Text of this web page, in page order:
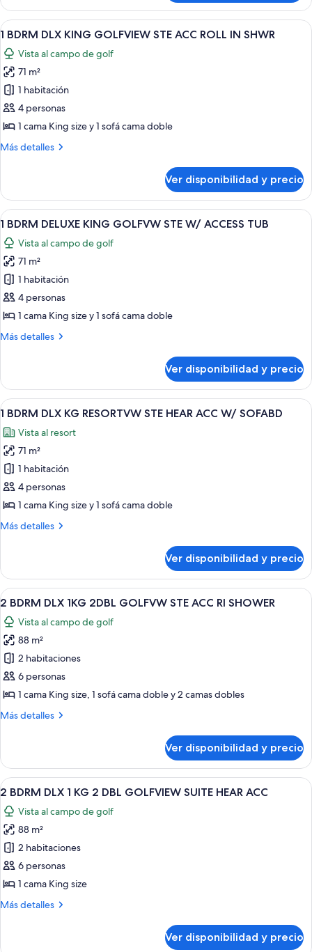
HEAR
ACC
W/
SFABED
BDRM
DLX
KG
GOLFVW
SUITE
HEAR
ACC
W/
SFABED
Ver
todas
las
fotos
de
1
BDRM
KING
ACC
ROLL
IN
SHWR
Una habitación de hotel con cama,
6
1 BDRM DLX KING GOLFVIEW STE ACC ROLL IN SHWR
Vista al campo de golf
71 m²
1 habitación
4 personas
1 cama King size y 1 sofá cama doble
Más detalles
Más
BDRM
DLX
KING
GOLFVIEW
STE
ACC
ROLL
IN
SHWR
Ver disponibilidad y precio
Ver
todas
las
fotos
de
1
BDRM
KING
W/
ACCESS
TUB
Una habitación de hotel con cama,
7
1 BDRM DELUXE KING GOLFVW STE W/ ACCESS TUB
Vista al campo de golf
71 m²
1 habitación
4 personas
1 cama King size y 1 sofá cama doble
Más detalles
Más
BDRM
DELUXE
KING
STE
W/
ACCESS
TUB
Ver disponibilidad y precio
Ver
todas
las
fotos
de
1
BDRM
KG
HEAR
ACC
W/
SOFABD
Una habitación de hotel con una
6
1 BDRM DLX KG RESORTVW STE HEAR ACC W/ SOFABD
Vista al resort
71 m²
1 habitación
4 personas
1 cama King size y 1 sofá cama doble
Más detalles
Más
BDRM
DLX
KG
RESORTVW
STE
HEAR
ACC
W/
SOFABD
Ver disponibilidad y precio
Ver
todas
las
fotos
de
2
BDRM
1KG
STE
ACC
RI
SHOWER
Habitación de hotel con dos camas,
7
2 BDRM DLX 1KG 2DBL GOLFVW STE ACC RI SHOWER
Vista al campo de golf
88 m²
2 habitaciones
6 personas
1 cama King size, 1 sofá cama doble y 2 camas dobles
Más detalles
Más
BDRM
DLX
1KG
2DBL
GOLFVW
STE
ACC
RI
SHOWER
Ver disponibilidad y precio
Ver
todas
las
fotos
de
2
BDRM
1
Una habitación de hotel con cama,
7
2 BDRM DLX 1 KG 2 DBL GOLFVIEW SUITE HEAR ACC
Vista al campo de golf
88 m²
2 habitaciones
6 personas
1 cama King size
Más detalles
Más
Ver disponibilidad y precio